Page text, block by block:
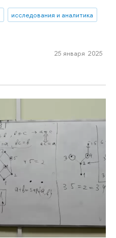
исследования и аналитика
25 января 2025